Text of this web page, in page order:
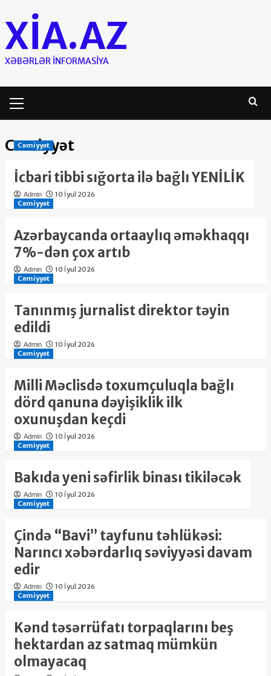
to
content
XIA.AZ
XƏBƏRLƏR INFORMASIYA
Menu
Cəmiyyət
Cəmiyyət
İcbari tibbi sığorta ilə bağlı YENİLİK
Admin
10 İyul 2026
Cəmiyyət
Azərbaycanda ortaaylıq əməkhaqqı
7%-dən çox artıb
Admin
10 İyul 2026
Cəmiyyət
Tanınmış jurnalist direktor təyin
edildi
Admin
10 İyul 2026
Cəmiyyət
Milli Məclisdə toxumçuluqla bağlı
dörd qanuna dəyişiklik ilk
oxunuşdan keçdi
Admin
10 İyul 2026
Cəmiyyət
Bakıda yeni səfirlik binası tikiləcək
Admin
10 İyul 2026
Cəmiyyət
Çində “Bavi” tayfunu təhlükəsi:
Narıncı xəbərdarlıq səviyyəsi davam
edir
Admin
10 İyul 2026
Cəmiyyət
Kənd təsərrüfatı torpaqlarını beş
hektardan az satmaq mümkün
olmayacaq